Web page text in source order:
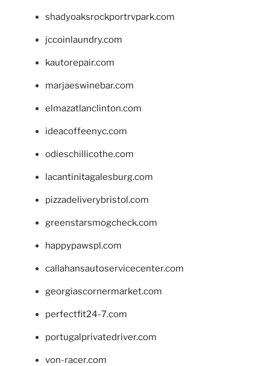
shadyoaksrockportrvpark.com
jccoinlaundry.com
kautorepair.com
marjaeswinebar.com
elmazatlanclinton.com
ideacoffeenyc.com
odieschillicothe.com
lacantinitagalesburg.com
pizzadeliverybristol.com
greenstarsmogcheck.com
happypawspl.com
callahansautoservicecenter.com
georgiascornermarket.com
perfectfit24-7.com
portugalprivatedriver.com
von-racer.com